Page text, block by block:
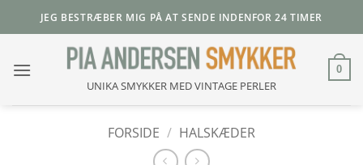
JEG BESTRÆBER MIG PÅ AT SENDE INDENFOR 24 TIMER
UNIKA SMYKKER MED VINTAGE PERLER
0
FORSIDE / HALSKÆDER